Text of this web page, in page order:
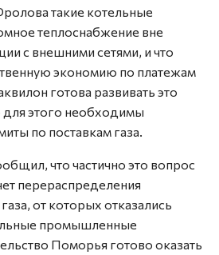
такие котельные
теплоснабжение вне
с внешними сетями, и что
экономию по платежам
готова развивать это
для этого необходимы
по поставкам газа.
что частично это вопрос
перераспределения
от которых отказались
промышленные
Поморья готово оказать